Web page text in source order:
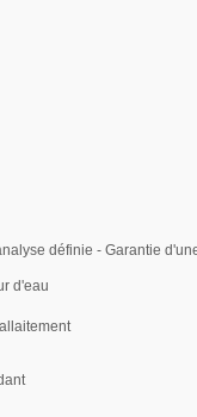
définie - Garantie
d'eau